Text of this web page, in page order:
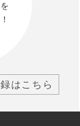
はこちら